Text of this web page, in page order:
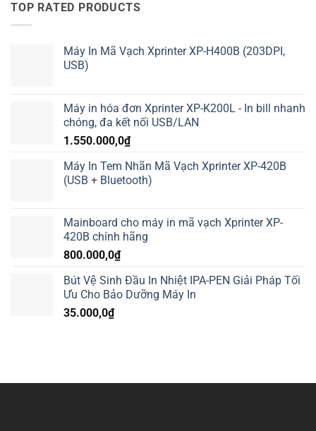
TOP RATED PRODUCTS
Máy In Mã Vạch Xprinter XP-H400B (203DPI,
USB)
Máy in hóa đơn Xprinter XP-K200L - In bill nhanh
chóng, đa kết nối USB/LAN
1.550.000,0₫
Máy In Tem Nhãn Mã Vạch Xprinter XP-420B
(USB + Bluetooth)
Mainboard cho máy in mã vạch Xprinter XP-
420B chính hãng
800.000,0₫
Bút Vệ Sinh Đầu In Nhiệt IPA-PEN Giải Pháp Tối
Ưu Cho Bảo Dưỡng Máy In
35.000,0₫